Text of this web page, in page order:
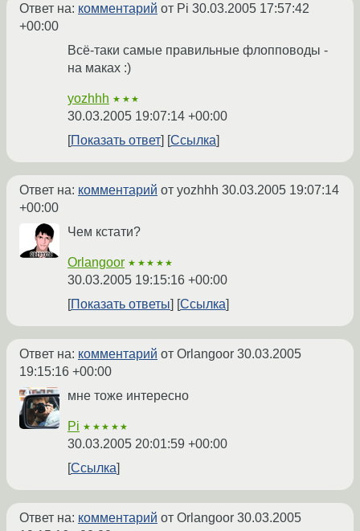
Ответ на: комментарий от Pi 30.03.2005 17:57:42
+00:00
Всё-таки самые правильные флопповоды -
на маках :)
yozhhh ★★★
30.03.2005 19:07:14 +00:00
Показать ответ
Ссылка
Ответ на: комментарий от yozhhh 30.03.2005 19:07:14
+00:00
Чем кстати?
Orlangoor ★★★★★
30.03.2005 19:15:16 +00:00
Показать ответы
Ссылка
Ответ на: комментарий от Orlangoor 30.03.2005
19:15:16 +00:00
мне тоже интересно
Pi ★★★★★
30.03.2005 20:01:59 +00:00
Ссылка
Ответ на: комментарий от Orlangoor 30.03.2005